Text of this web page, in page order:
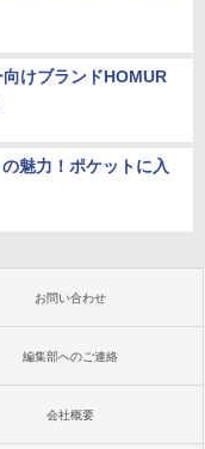
けブランドHOMUR
魅力！ポケットに入
お問い合わせ
編集部へのご連絡
会社概要